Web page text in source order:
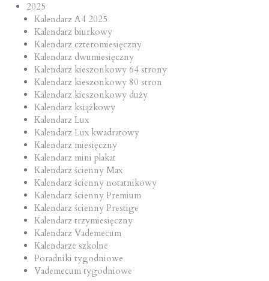
2025
Kalendarz A4 2025
Kalendarz biurkowy
Kalendarz czteromiesięczny
Kalendarz dwumiesięczny
Kalendarz kieszonkowy 64 strony
Kalendarz kieszonkowy 80 stron
Kalendarz kieszonkowy duży
Kalendarz książkowy
Kalendarz Lux
Kalendarz Lux kwadratowy
Kalendarz miesięczny
Kalendarz mini plakat
Kalendarz ścienny Max
Kalendarz ścienny notatnikowy
Kalendarz ścienny Premium
Kalendarz ścienny Prestige
Kalendarz trzymiesięczny
Kalendarz Vademecum
Kalendarze szkolne
Poradniki tygodniowe
Vademecum tygodniowe